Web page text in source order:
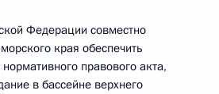
Федерации совместно
края обеспечить
правового акта,
в бассейне верхнего